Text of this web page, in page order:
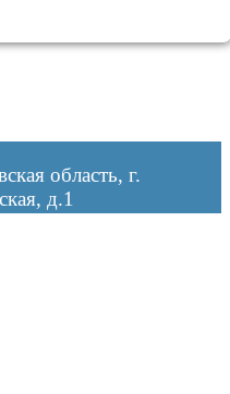
область, г.
д.1
на обработку персональных данных